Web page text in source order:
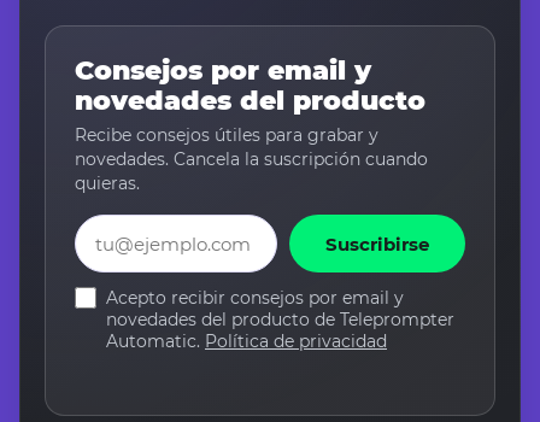
Consejos por email y
novedades del producto
Recibe consejos útiles para grabar y
novedades. Cancela la suscripción cuando
quieras.
Email
Suscribirse
Acepto recibir consejos por email y
novedades del producto de Teleprompter
Automatic. Política de privacidad